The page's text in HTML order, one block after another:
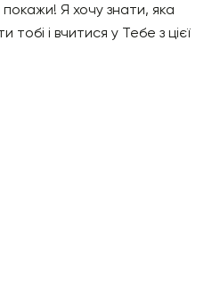
покажи! Я хочу знати, яка
тобі і вчитися у Тебе з цієї